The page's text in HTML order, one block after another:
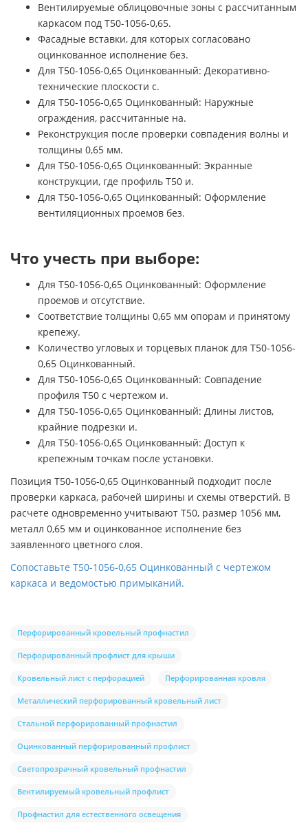
Вентилируемые облицовочные зоны с рассчитанным
каркасом под Т50-1056-0,65.
Фасадные вставки, для которых согласовано
оцинкованное исполнение без.
Для Т50-1056-0,65 Оцинкованный: Декоративно-
технические плоскости с.
Для Т50-1056-0,65 Оцинкованный: Наружные
ограждения, рассчитанные на.
Реконструкция после проверки совпадения волны и
толщины 0,65 мм.
Для Т50-1056-0,65 Оцинкованный: Экранные
конструкции, где профиль Т50 и.
Для Т50-1056-0,65 Оцинкованный: Оформление
вентиляционных проемов без.
Что учесть при выборе:
Для Т50-1056-0,65 Оцинкованный: Оформление
проемов и отсутствие.
Соответствие толщины 0,65 мм опорам и принятому
крепежу.
Количество угловых и торцевых планок для Т50-1056-
0,65 Оцинкованный.
Для Т50-1056-0,65 Оцинкованный: Совпадение
профиля Т50 с чертежом и.
Для Т50-1056-0,65 Оцинкованный: Длины листов,
крайние подрезки и.
Для Т50-1056-0,65 Оцинкованный: Доступ к
крепежным точкам после установки.
Позиция Т50-1056-0,65 Оцинкованный подходит после
проверки каркаса, рабочей ширины и схемы отверстий. В
расчете одновременно учитывают Т50, размер 1056 мм,
металл 0,65 мм и оцинкованное исполнение без
заявленного цветного слоя.
Сопоставьте Т50-1056-0,65 Оцинкованный с чертежом
каркаса и ведомостью примыканий.
Перфорированный кровельный профнастил
Перфорированный профлист для крыши
Кровельный лист с перфорацией Перфорированная кровля
Металлический перфорированный кровельный лист
Стальной перфорированный профнастил
Оцинкованный перфорированный профлист
Светопрозрачный кровельный профнастил
Вентилируемый кровельный профлист
Профнастил для естественного освещения